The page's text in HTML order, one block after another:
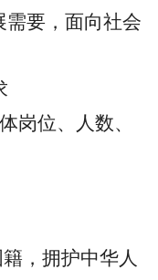
要，面向社会
岗位、人数、
，拥护中华人